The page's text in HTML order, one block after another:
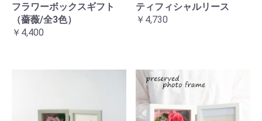
フラワーボックスギフト
（薔薇/全3色）
￥4,400
ティフィシャルリース
￥4,730